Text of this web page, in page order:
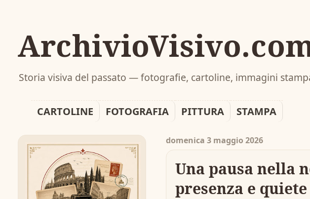
Storia visiva del passato — fotografie, cartoline, immagini
CARTOLINE FOTOGRAFIA PITTURA STAMPA
domenica 3 maggio 2026
Una pausa nella
presenza e quiete